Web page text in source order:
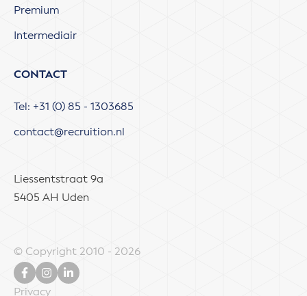
Premium
Intermediair
CONTACT
Tel: +31 (0) 85 - 1303685
contact@recruition.nl
Liessentstraat 9a
5405 AH Uden
© Copyright 2010 - 2026
Privacy